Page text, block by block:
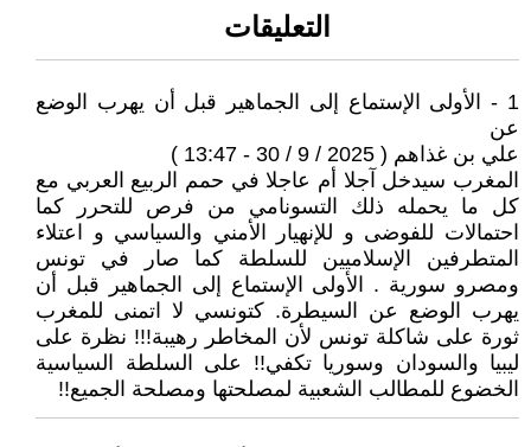
التعليقات
1 - الأولى الإستماع إلى الجماهير قبل أن يهرب الوضع
عن
علي بن غذاهم ( 2025 / 9 / 30 - 13:47 )
المغرب سيدخل آجلا أم عاجلا في حمم الربيع العربي مع
كل ما يحمله ذلك التسونامي من فرص للتحرر كما
احتمالات للفوضى و للإنهيار الأمني والسياسي و اعتلاء
المتطرفين الإسلاميين للسلطة كما صار في تونس
ومصرو سورية . الأولى الإستماع إلى الجماهير قبل أن
يهرب الوضع عن السيطرة. كتونسي لا اتمنى للمغرب
ثورة على شاكلة تونس لأن المخاطر رهيبة!!! نظرة على
ليبيا والسودان وسوريا تكفي!! على السلطة السياسية
الخضوع للمطالب الشعبية لمصلحتها ومصلحة الجميع!!